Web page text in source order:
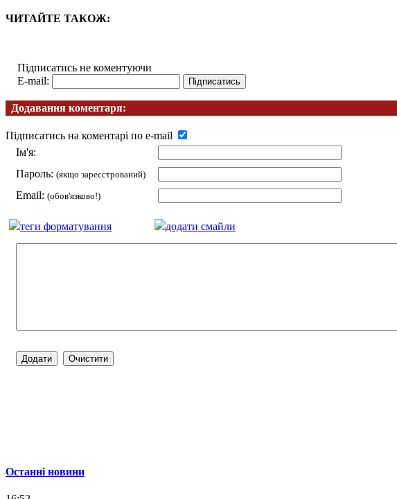
ЧИТАЙТЕ ТАКОЖ:
Підписатись не коментуючи
E-mail:
Додавання коментаря:
Підписатись на коментарі по e-mail
Ім'я:
Пароль: (якщо зареєстрований)
Email: (обов'язково!)
теги форматування додати смайли
Останні новини